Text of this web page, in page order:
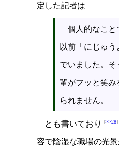
定した記者は
個人的なこと
以前「にじゅ
でいました。
輩がフッと笑
られません。
とも書いており >>28
容で陰湿な職場の光